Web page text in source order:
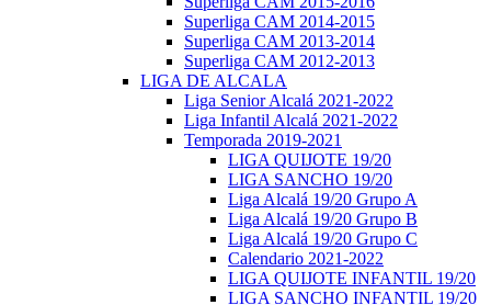
Superliga CAM 2014-2015
Superliga CAM 2013-2014
Superliga CAM 2012-2013
LIGA DE ALCALA
Liga Senior Alcalá 2021-2022
Liga Infantil Alcalá 2021-2022
Temporada 2019-2021
LIGA QUIJOTE 19/20
LIGA SANCHO 19/20
Liga Alcalá 19/20 Grupo A
Liga Alcalá 19/20 Grupo B
Liga Alcalá 19/20 Grupo C
Calendario 2021-2022
LIGA QUIJOTE INFANTIL 19/20
LIGA SANCHO INFANTIL 19/20